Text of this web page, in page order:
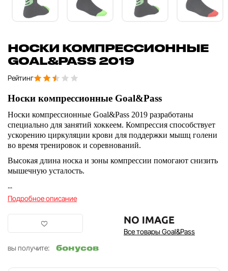
НОСКИ КОМПРЕССИОННЫЕ
GOAL&PASS 2019
Рейтинг
Носки компрессионные Goal&Pass
Носки компрессионные Goal&Pass 2019 разработаны
специально для занятий хоккеем. Компрессия способствует
ускорению циркуляции крови для поддержки мышц голени
во время тренировок и соревнований.
Высокая длина носка и зоны компрессии помогают снизить
мышечную усталость.
...
Подробное описание
Все товары Goal&Pass
вы получите:
бонусов